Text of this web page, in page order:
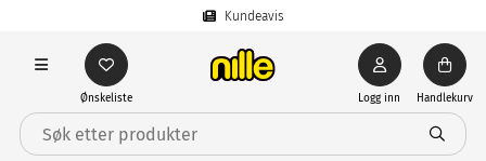
Kundeavis
Ønskeliste Logg inn Handlekurv